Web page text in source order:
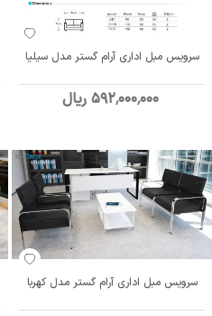
سرویس مبل اداری آرام گستر مدل سیلیا
592٬000٬000 ریال
سرویس مبل اداری آرام گستر مدل کهربا